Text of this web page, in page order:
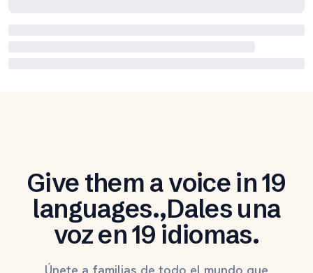
Give them a voice in 19
languages.,Dales una
voz en 19 idiomas.